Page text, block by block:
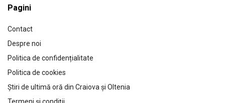
Pagini
Contact
Despre noi
Politica de confidențialitate
Politica de cookies
Știri de ultimă oră din Craiova și Oltenia